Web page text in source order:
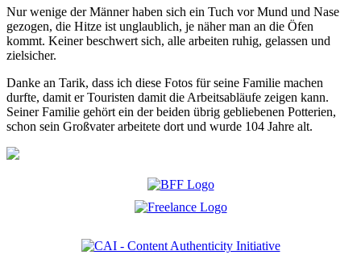
Nur wenige der Männer haben sich ein Tuch vor Mund und Nase
gezogen, die Hitze ist unglaublich, je näher man an die Öfen
kommt. Keiner beschwert sich, alle arbeiten ruhig, gelassen und
zielsicher.
Danke an Tarik, dass ich diese Fotos für seine Familie machen
durfte, damit er Touristen damit die Arbeitsabläufe zeigen kann.
Seiner Familie gehört ein der beiden übrig gebliebenen Potterien,
schon sein Großvater arbeitete dort und wurde 104 Jahre alt.